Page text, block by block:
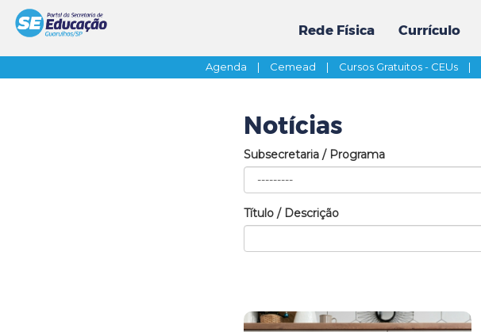
Rede Física Currículo
Agenda | Cemead | Cursos Gratuitos - CEUs |
Notícias
Subsecretaria / Programa
Título / Descrição